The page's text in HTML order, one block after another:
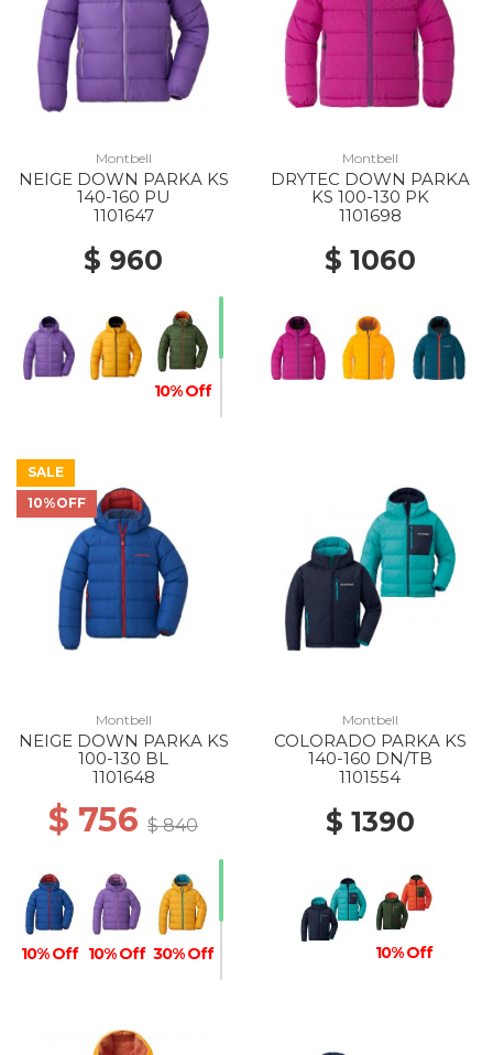
Montbell
NEIGE DOWN PARKA KS
140-160 PU
1101647
$ 960
10% Off
20% Off
Montbell
DRYTEC DOWN PARKA
KS 100-130 PK
1101698
$ 1060
SALE
10%OFF
Montbell
NEIGE DOWN PARKA KS
100-130 BL
1101648
$ 756 $ 840
10% Off 10% Off 30% Off
Montbell
COLORADO PARKA KS
140-160 DN/TB
1101554
$ 1390
10% Off